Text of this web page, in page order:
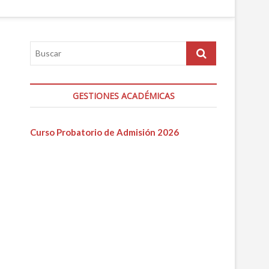
GESTIONES ACADÉMICAS
Curso Probatorio de Admisión 2026